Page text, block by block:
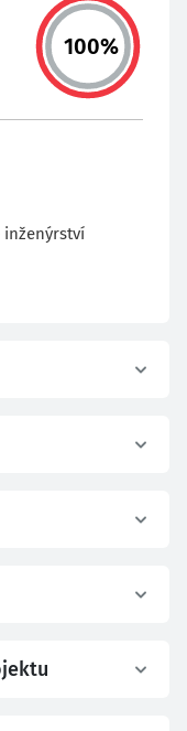
100%
inženýrství